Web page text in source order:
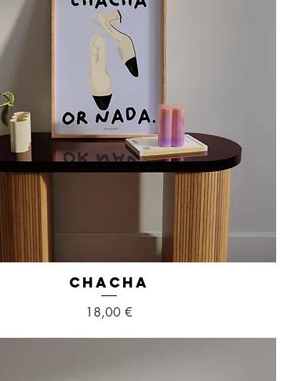
Aperçu rapide
CHACHA
Prix
18,00 €